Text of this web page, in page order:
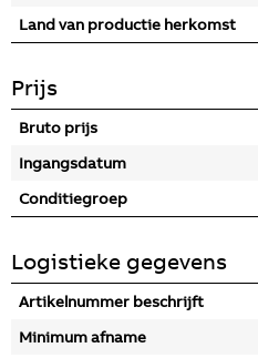
Land van productie herkomst
Prijs
Bruto prijs
Ingangsdatum
Conditiegroep
Logistieke gegevens
Artikelnummer beschrijft
Minimum afname